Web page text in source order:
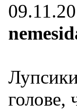
голове,